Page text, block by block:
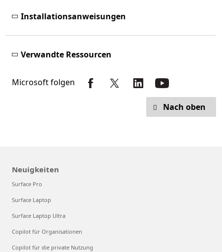
Installationsanweisungen
Verwandte Ressourcen
Microsoft folgen
Nach oben
Neuigkeiten
Surface Pro
Surface Laptop
Surface Laptop Ultra
Copilot für Organisationen
Copilot für die private Nutzung